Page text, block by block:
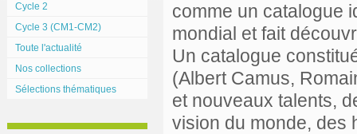
Cycle 2
Cycle 3 (CM1-CM2)
Toute l'actualité
Nos collections
Sélections thématiques
comme un catalogue
mondial et fait
Un catalogue
(Albert Camus,
et nouveaux talents,
vision du monde, des